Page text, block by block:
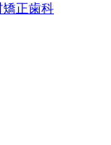
矯正歯科